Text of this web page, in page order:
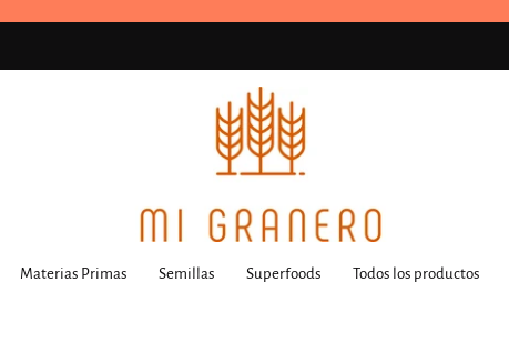
Materias Primas Semillas Superfoods Todos los productos